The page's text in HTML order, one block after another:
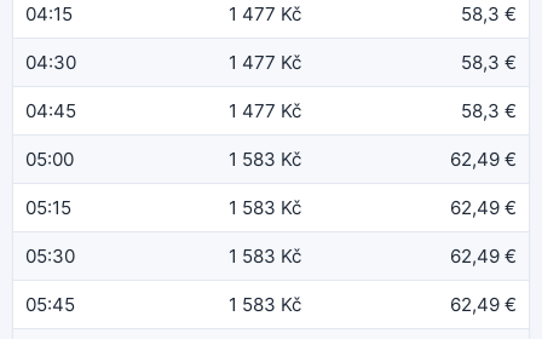
04:15 1 477 Kč 58,3 €
04:30 1 477 Kč 58,3 €
04:45 1 477 Kč 58,3 €
05:00 1 583 Kč 62,49 €
05:15 1 583 Kč 62,49 €
05:30 1 583 Kč 62,49 €
05:45 1 583 Kč 62,49 €